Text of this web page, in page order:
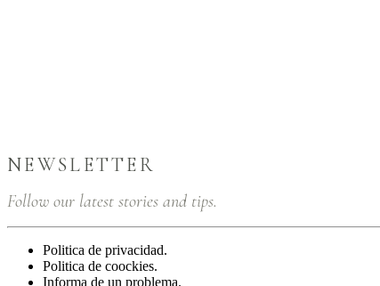
NEWSLETTER
Follow our latest stories and tips.
Politica de privacidad.
Politica de coockies.
Informa de un problema.